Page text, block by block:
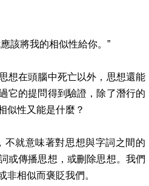
該將我的相似性給你。 ”
想在頭腦中死亡以外，思想還能
它的提問得到驗證，除了潛行的
似性又能是什麼？
不就意味著對思想與字詞之間的
或傳播思想，或刪除思想。我們
非相似而褒貶我們。